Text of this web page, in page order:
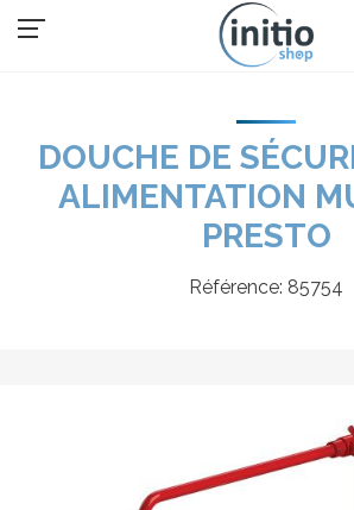
DOUCHE DE
ALIMENTATION
PRESTO
Référence: 85754